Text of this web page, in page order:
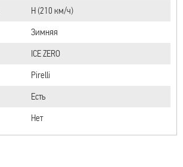
H (210 км/ч)
Зимняя
ICE ZERO
Pirelli
Есть
Нет